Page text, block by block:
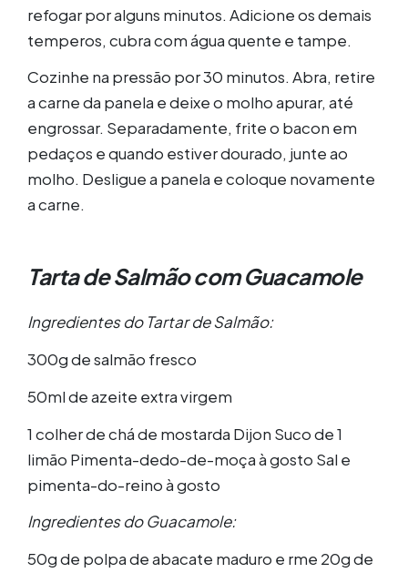
refogar por alguns minutos. Adicione os demais
temperos, cubra com água quente e tampe.
Cozinhe na pressão por 30 minutos. Abra, retire
a carne da panela e deixe o molho apurar, até
engrossar. Separadamente, frite o bacon em
pedaços e quando estiver dourado, junte ao
molho. Desligue a panela e coloque novamente
a carne.
Tarta de Salmão com Guacamole
Ingredientes do Tartar de Salmão:
300g de salmão fresco
50ml de azeite extra virgem
1 colher de chá de mostarda Dijon Suco de 1
limão Pimenta-dedo-de-moça à gosto Sal e
pimenta-do-reino à gosto
Ingredientes do Guacamole:
50g de polpa de abacate maduro e rme 20g de